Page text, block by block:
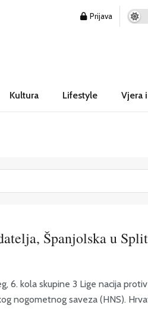
Prijava
Kultura Lifestyle Vjera
Španjolska u
6. kola skupine 3 Lige nacija
nogometnog saveza (HNS).